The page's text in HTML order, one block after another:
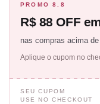
PROMO 8.8
R$ 88 OFF
nas compras acima de
Aplique o cupom no
SEU CUPOM
USE NO CHECKOUT